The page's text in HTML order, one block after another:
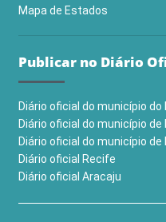
Mapa de Estados
Publicar no Diário
Diário oficial do município do
Diário oficial do município de
Diário oficial do município de
Diário oficial Recife
Diário oficial Aracaju